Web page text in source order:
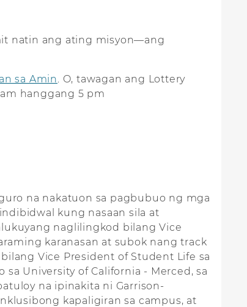
natin ang ating misyon—ang
sa Amin. O, tawagan ang Lottery
hanggang 5 pm
na nakatuon sa pagbubuo ng mga
kung nasaan sila at
naglilingkod bilang Vice
karanasan at subok nang track
Vice President of Student Life sa
University of California - Merced, sa
na ipinakita ni Garrison-
kapaligiran sa campus, at